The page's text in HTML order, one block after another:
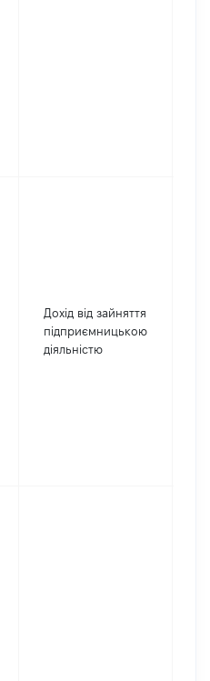
Дохід від зайняття
підприємницькою
діяльністю